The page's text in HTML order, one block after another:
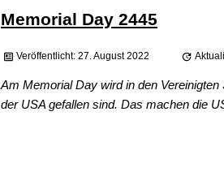
Memorial Day 2445
Veröffentlicht: 27. August 2022
Am Memorial Day wird in den
der USA gefallen sind. Das machen die